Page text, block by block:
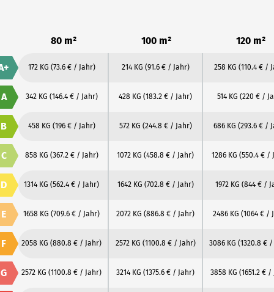
80 m² 100 m² 120 m²
172 KG (73.6 € / Jahr) 214 KG (91.6 € / Jahr) 258 KG (110.4 € /
A 342 KG (146.4 € / Jahr) 428 KG (183.2 € / Jahr) 514 KG (220 € /
B 458 KG (196 € / Jahr) 572 KG (244.8 € / Jahr) 686 KG (293.6 € /
C 858 KG (367.2 € / Jahr) 1072 KG (458.8 € / Jahr) 1286 KG (550.4 € /
D 1314 KG (562.4 € / Jahr) 1642 KG (702.8 € / Jahr) 1972 KG (844 € /
E 1658 KG (709.6 € / Jahr) 2072 KG (886.8 € / Jahr) 2486 KG (1064 € /
F 2058 KG (880.8 € / Jahr) 2572 KG (1100.8 € / Jahr) 3086 KG (1320.8 €
G 2572 KG (1100.8 € / Jahr) 3214 KG (1375.6 € / Jahr) 3858 KG (1651.2 € /